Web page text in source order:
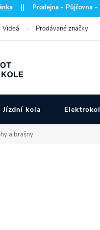
|| Prodejna - Půjčovna -
Videá Prodávané značky
Jízdní kola
a brašny